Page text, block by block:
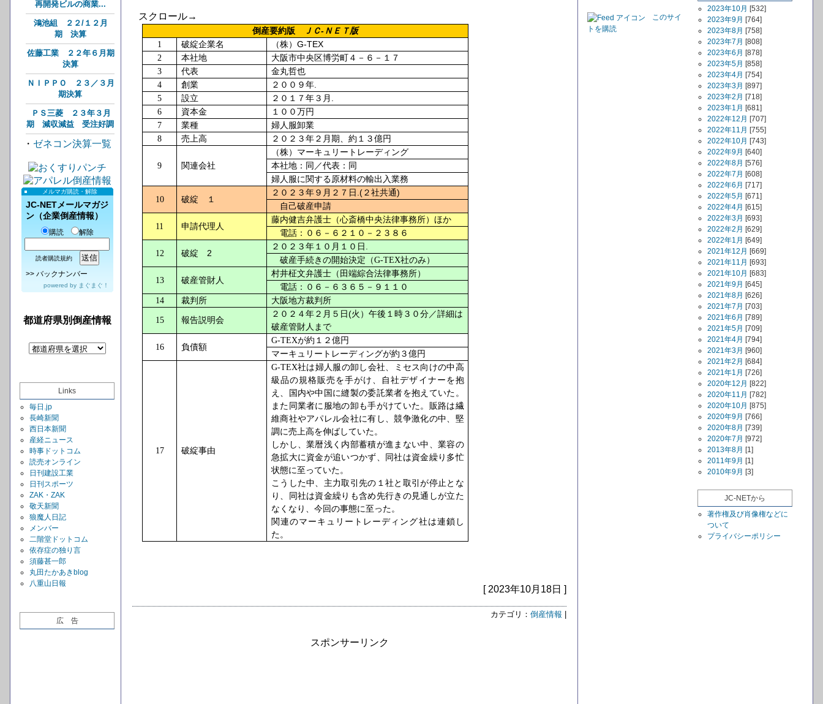
再開発ビルの商業...
鴻池組 ２２/１２月
期 決算
佐藤工業 ２２年６月期
決算
ＮＩＰＰＯ ２３／３月
期決算
ＰＳ三菱 ２３年３月
期 減収減益 受注好調
・ ゼネコン決算一覧
メルマガ購読・解除
JC-NETメールマガジ
ン（企業倒産情報）
購読 解除
読者購読規約
>> バックナンバー
powered by まぐまぐ！
都道府県別倒産情報
Links
毎日.jp
長崎新聞
西日本新聞
産経ニュース
時事ドットコム
読売オンライン
日刊建設工業
日刊スポーツ
ZAK・ZAK
敬天新聞
狼魔人日記
メンバー
二階堂ドットコム
依存症の独り言
須藤甚一郎
丸田たかあきblog
八重山日報
広 告
スクロール→
倒産要約版 ＪＣ-ＮＥＴ版
1 破綻企業名 （株） G-TEX
2 本社地
大阪市中央区博労町４－６－１７
3
代表
金丸哲也
4
創業 ２００９年.
5 設立 ２０１７年３月
6 資本金
１００万円
7
業種
婦人服卸業
8
売上高 ２０２３年２月期、約１３億円
9 関連会社
（株）マーキュリートレーディング
本社地：同／代表：同
婦人服に関する原材料の輸出入業務
10 破綻 １
２０２３年９月２７日 .(２社共通)
自己破産申請
11 申請代理人
藤内健吉弁護士（心斎橋中央法律事務所）ほか
電話：０６－６２１０－２３８６
12 破綻 2
２０２３年１０月１０日
破産手続きの開始決定（G-TEX社のみ）
13 破産管財人
村井柾文弁護士（田端綜合法律事務所）
電話：０６－６３６５－９１１０
14
裁判所 大阪地方裁判所
15 報告説明会
２０２４年２月５日 (火）午後１時３０分／詳細は
破産管財人まで
16 負債額
G-TEXが約１２億円
マーキュリートレーディングが約３億円
17 破綻事由
G-TEX社は婦人服の卸し会社、ミセス向けの中高
級品の規格販売を手がけ、自社デザイナーを抱
え、国内や中国に縫製の委託業者を抱えていた。
また同業者に服地の卸も手がけていた。販路は繊
維商社やアパレル会社に有し、競争激化の中、堅
調に売上高を伸ばしていた。
しかし、業暦浅く内部蓄積が進まない中、業容の
急拡大に資金が追いつかず、同社は資金繰り多忙
状態に至っていた。
こうした中、主力取引先の１社と取引が停止とな
り、同社は資金繰りも含め先行きの見通しが立た
なくなり、今回の事態に至った。
関連のマーキュリートレーディング社は連鎖し
た。
[ 2023年10月18日 ]
カテゴリ： 倒産情報
スポンサーリンク
このサイ
トを購読
2023年10月 [532]
2023年9月 [764]
2023年8月 [758]
2023年7月 [808]
2023年6月 [878]
2023年5月 [858]
2023年4月 [754]
2023年3月 [897]
2023年2月 [718]
2023年1月 [681]
2022年12月 [707]
2022年11月 [755]
2022年10月 [743]
2022年9月 [640]
2022年8月 [576]
2022年7月 [608]
2022年6月 [717]
2022年5月 [671]
2022年4月 [615]
2022年3月 [693]
2022年2月 [629]
2022年1月 [649]
2021年12月 [669]
2021年11月 [693]
2021年10月 [683]
2021年9月 [645]
2021年8月 [626]
2021年7月 [703]
2021年6月 [789]
2021年5月 [709]
2021年4月 [794]
2021年3月 [960]
2021年2月 [684]
2021年1月 [726]
2020年12月 [822]
2020年11月 [782]
2020年10月 [875]
2020年9月 [766]
2020年8月 [739]
2020年7月 [972]
2013年8月 [1]
2011年9月 [1]
2010年9月 [3]
JC-NETから
著作権及び肖像権などに
ついて
プライバシーポリシー